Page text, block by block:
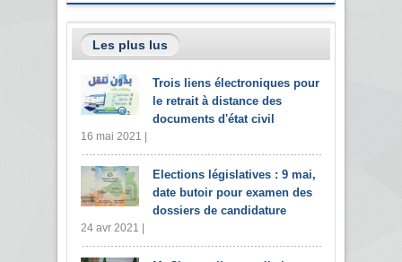
Les plus lus
Trois liens électroniques pour
le retrait à distance des
documents d'état civil
16 mai 2021 |
Elections législatives : 9 mai,
date butoir pour examen des
dossiers de candidature
24 avr 2021 |